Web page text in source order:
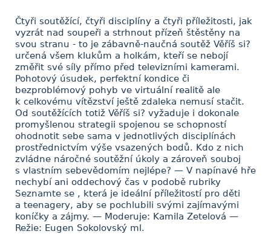
Čtyři soutěžící, čtyři disciplíny a čtyři příležitosti, jak
vyzrát nad soupeři a strhnout přízeň štěstěny na
svou stranu - to je zábavně-naučná soutěž Věříš si?
určená všem klukům a holkám, kteří se nebojí
změřit své síly přímo před televizními kamerami.
Pohotový úsudek, perfektní kondice či
bezproblémový pohyb ve virtuální realitě ale
k celkovému vítězství ještě zdaleka nemusí stačit.
Od soutěžících totiž Věříš si? vyžaduje i dokonale
promyšlenou strategii spojenou se schopností
ohodnotit sebe sama v jednotlivých disciplínách
prostřednictvím výše vsazených bodů. Kdo z nich
zvládne náročné soutěžní úkoly a zároveň souboj
s vlastním sebevědomím nejlépe? — V napínavé hře
nechybí ani oddechový čas v podobě rubriky
Seznamte se , která je ideální příležitostí pro děti
a teenagery, aby se pochlubili svými zajímavými
koníčky a zájmy. — Moderuje: Kamila Zetelová —
Režie: Eugen Sokolovský ml.